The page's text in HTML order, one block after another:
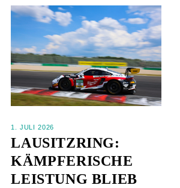
1. JULI 2026
LAUSITZRING:
KÄMPFERISCHE
LEISTUNG BLIEB